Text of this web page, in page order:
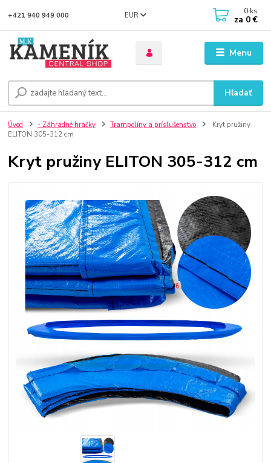
Menu
EUR
Hľadať
+421 940 949 000 0 ks
za 0 €
Úvod - Záhradné hračky Trampolíny a príslušenstvo
Kryt pružiny
ELITON 305-312 cm
Kryt pružiny ELITON 305-312 cm